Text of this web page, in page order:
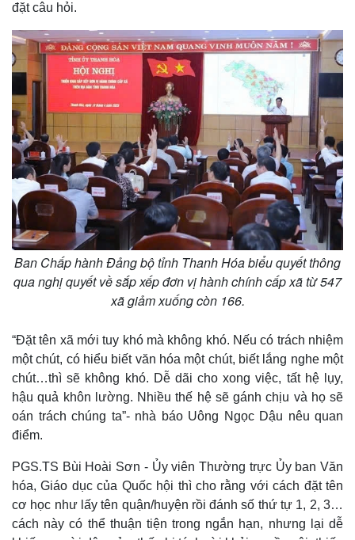
Thế giới
Quan sát
Cuộc sống đó đây
Hồ sơ
Multimedia
Video
Ảnh
E-Magazine
Infographic
đặt câu hỏi.
Ban Chấp hành Đảng bộ tỉnh Thanh Hóa biểu quyết thông
qua nghị quyết về sắp xếp đơn vị hành chính cấp xã từ 547
xã giảm xuống còn 166.
“Đặt tên xã mới tuy khó mà không khó. Nếu có trách nhiệm
một chút, có hiểu biết văn hóa một chút, biết lắng nghe một
chút…thì sẽ không khó. Dễ dãi cho xong việc, tất hệ lụy,
hậu quả khôn lường. Nhiều thế hệ sẽ gánh chịu và họ sẽ
oán trách chúng ta”- nhà báo Uông Ngọc Dậu nêu quan
điểm.
PGS.TS Bùi Hoài Sơn - Ủy viên Thường trực Ủy ban Văn
hóa, Giáo dục của Quốc hội thì cho rằng với cách đặt tên
cơ học như lấy tên quận/huyện rồi đánh số thứ tự 1, 2, 3…
cách này có thể thuận tiện trong ngắn hạn, nhưng lại dễ